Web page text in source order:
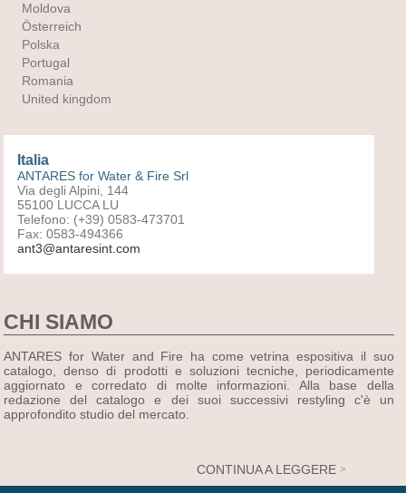
Moldova
Österreich
Polska
Portugal
Romania
United kingdom
Italia
ANTARES for Water & Fire Srl
Via degli Alpini, 144
55100 LUCCA LU
Telefono: (+39) 0583-473701
Fax: 0583-494366
ant3@antaresint.com
CHI SIAMO
ANTARES for Water and Fire ha come vetrina espositiva il suo
catalogo, denso di prodotti e soluzioni tecniche, periodicamente
aggiornato e corredato di molte informazioni. Alla base della
redazione del catalogo e dei suoi successivi restyling c'è un
approfondito studio del mercato.
CONTINUA A LEGGERE